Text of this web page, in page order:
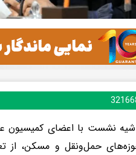
نشست با اعضای
حوزه‌های حمل‌ونقل و مسکن،